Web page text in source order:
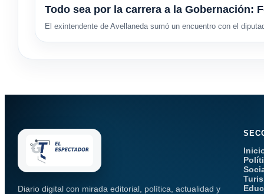
Todo sea por la carrera a la Gobernación:
El exintendente de Avellaneda sumó un encuentro con el
Diario digital con mirada editorial, política, actualidad y